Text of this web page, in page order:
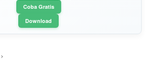
Coba Gratis
Download